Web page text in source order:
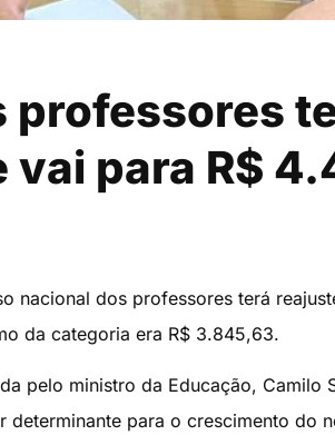
professores
vai para R$
nacional dos professores terá
da categoria era R$ 3.845,63.
pelo ministro da Educação, Camilo
para o crescimento do